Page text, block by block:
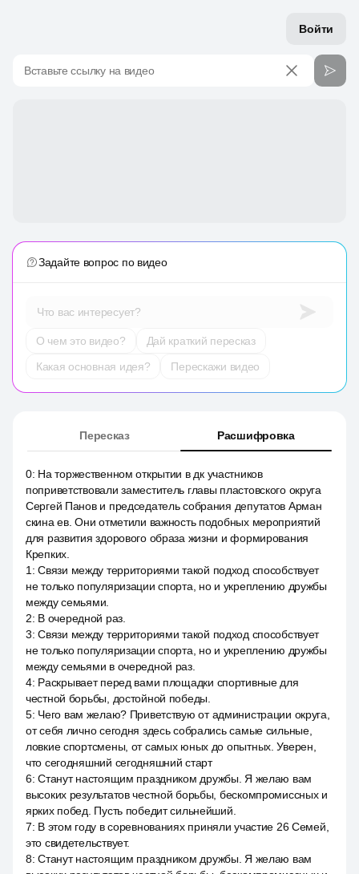
Войти
Вставьте ссылку на видео
Задайте вопрос по видео
Что вас интересует?
О чем это видео?
Дай краткий пересказ
Какая основная идея?
Перескажи видео
Пересказ Расшифровка
0: На торжественном открытии в дк участников
поприветствовали заместитель главы пластовского округа
Сергей Панов и председатель собрания депутатов Арман
скина ев. Они отметили важность подобных мероприятий
для развития здорового образа жизни и формирования
Крепких.
1 :Связи между территориями такой подход способствует
не только популяризации спорта, но и укреплению дружбы
между семьями.
2: В очередной раз.
3:Связи между территориями такой подход способствует
не только популяризации спорта, но и укреплению дружбы
между семьями в очередной раз.
4: Раскрывает перед вами площадки спортивные для
честной борьбы, достойной победы.
5: Чего вам желаю? Приветствую от администрации округа,
от себя лично сегодня здесь собрались самые сильные,
ловкие спортсмены, от самых юных до опытных. Уверен,
что сегодняшний сегодняшний старт
6:Станут настоящим праздником дружбы. Я желаю вам
высоких результатов честной борьбы, бескомпромиссных и
ярких побед. Пусть победит сильнейший.
7: В этом году в соревнованиях приняли участие 26 Семей,
это свидетельствует.
8:Станут настоящим праздником дружбы. Я желаю вам